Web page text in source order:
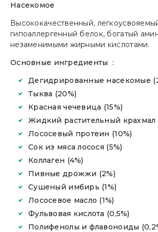
Насекомое
Высококачественный,
гипоаллергенный белок, богатый
незаменимыми жирными кислотами.
Основные ингредиенты :
Дегидрированные насекомые
Тыква (20%)
Красная чечевица (15%)
Жидкий растительный крахмал
Лососевый протеин (10%)
Сок из мяса лосося (5%)
Коллаген (4%)
Пивные дрожжи (2%)
Сушеный имбирь (1%)
Лососевое масло (1%)
Фульвовая кислота (0,5%)
Полифенолы и флавоноиды